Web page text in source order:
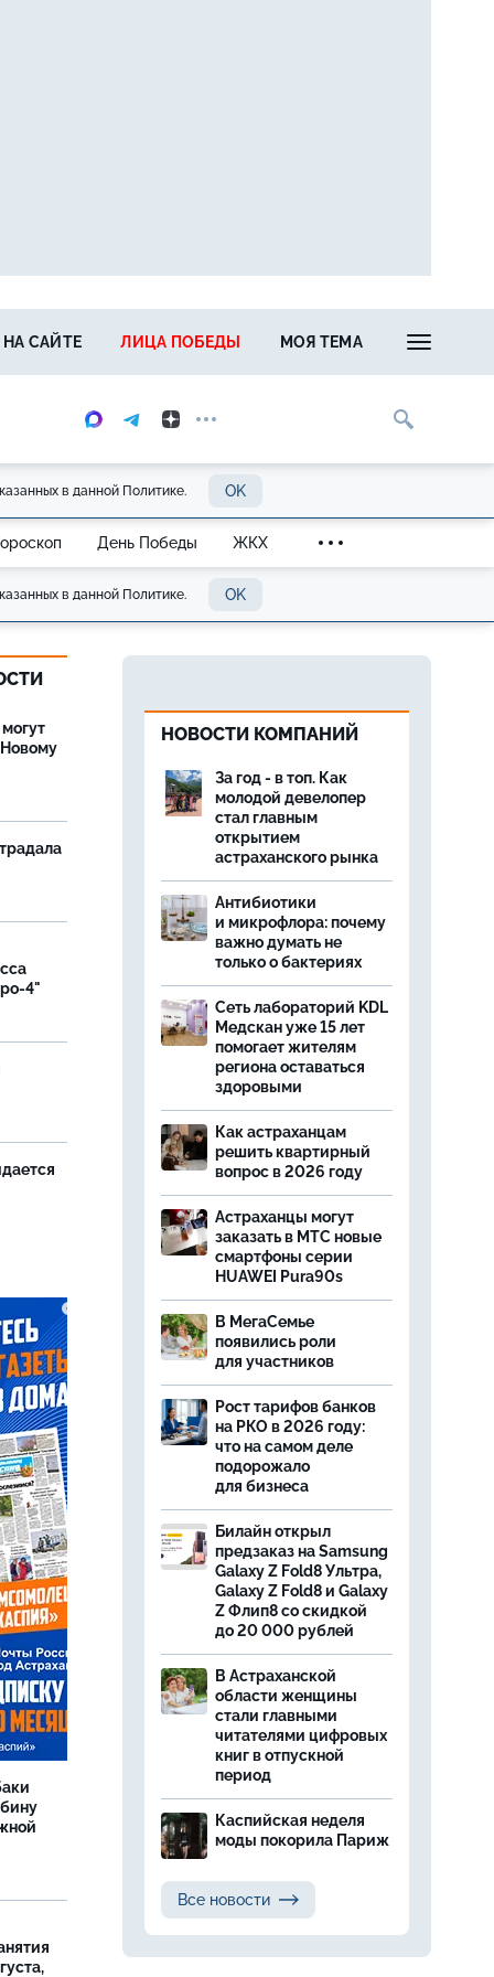
НА САЙТЕ ЛИЦА ПОБЕДЫ МОЯ ТЕМА
в данной Политике. OK
День Победы ЖКХ
в данной Политике. OK
4"
НОВОСТИ КОМПАНИЙ
За год - в топ. Как
молодой девелопер
стал главным
открытием
астраханского рынка
Антибиотики
и микрофлора: почему
важно думать не
только о бактериях
Сеть лабораторий KDL
Медскан уже 15 лет
помогает жителям
региона оставаться
здоровыми
Как астраханцам
решить квартирный
вопрос в 2026 году
Астраханцы могут
заказать в МТС новые
смартфоны серии
HUAWEI Pura90s
В МегаСемье
появились роли
для участников
Рост тарифов банков
на РКО в 2026 году:
что на самом деле
подорожало
для бизнеса
Билайн открыл
предзаказ на Samsung
Galaxy Z Fold8 Ультра,
Galaxy Z Fold8 и Galaxy
Z Флип8 со скидкой
до 20 000 рублей
В Астраханской
области женщины
стали главными
читателями цифровых
книг в отпускной
период
Каспийская неделя
моды покорила Париж
Все новости